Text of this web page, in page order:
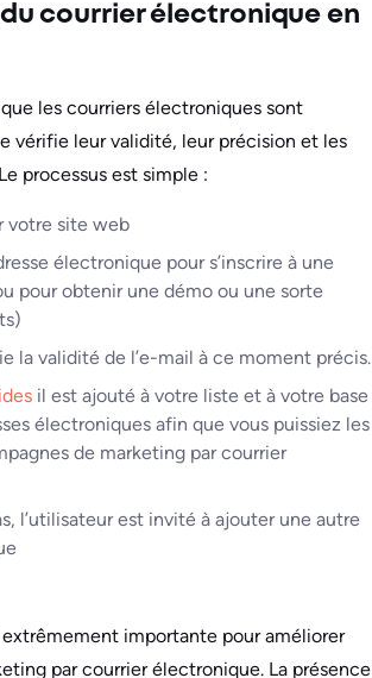
courrier électronique en
les courriers électroniques sont
vérifie leur validité, leur précision et les
processus est simple :
votre site web
électronique pour s’inscrire à une
pour obtenir une démo ou une sorte
la validité de l’e-mail à ce moment précis.
il est ajouté à votre liste et à votre base
électroniques afin que vous puissiez les
de marketing par courrier
l’utilisateur est invité à ajouter une autre
importante pour améliorer
par courrier électronique. La présence